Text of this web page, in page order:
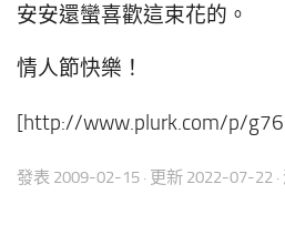
安安還蠻喜歡這束花的。
情人節快樂！
[http://www.plurk.com/p/
發表 2009-02-15 · 更新 2022-07-22